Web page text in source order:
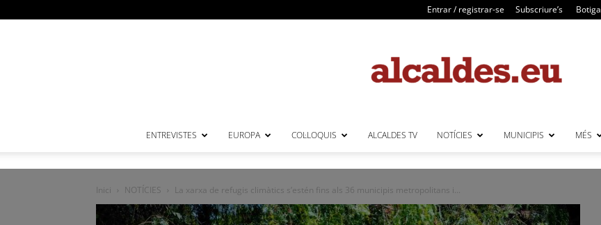
Entrar / registrar-se Subscriure’s Botiga
ENTREVISTES EUROPA COL·LOQUIS ALCALDES TV NOTÍCIES MUNICIPIS MÉS
Inici NOTÍCIES La xarxa de refugis climàtics s’estén fins als 36 municipis metropolitans i...